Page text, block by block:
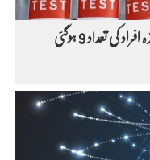
تعداد 9 ہوگئی